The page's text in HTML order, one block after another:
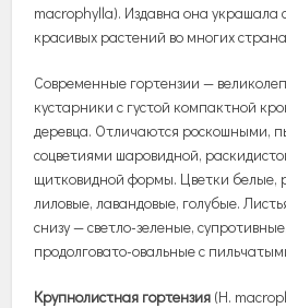
macrophylla). Издавна она украшала
красивых растений во многих
Современные гортензии —
кустарники с густой компактной
деревца. Отличаются роскошными,
соцветиями шаровидной,
щитковидной формы. Цветки белые,
лиловые, лавандовые, голубые.
снизу — светло-зеленые,
продолговато-овальные с
Крупнолистная гортензия (H.